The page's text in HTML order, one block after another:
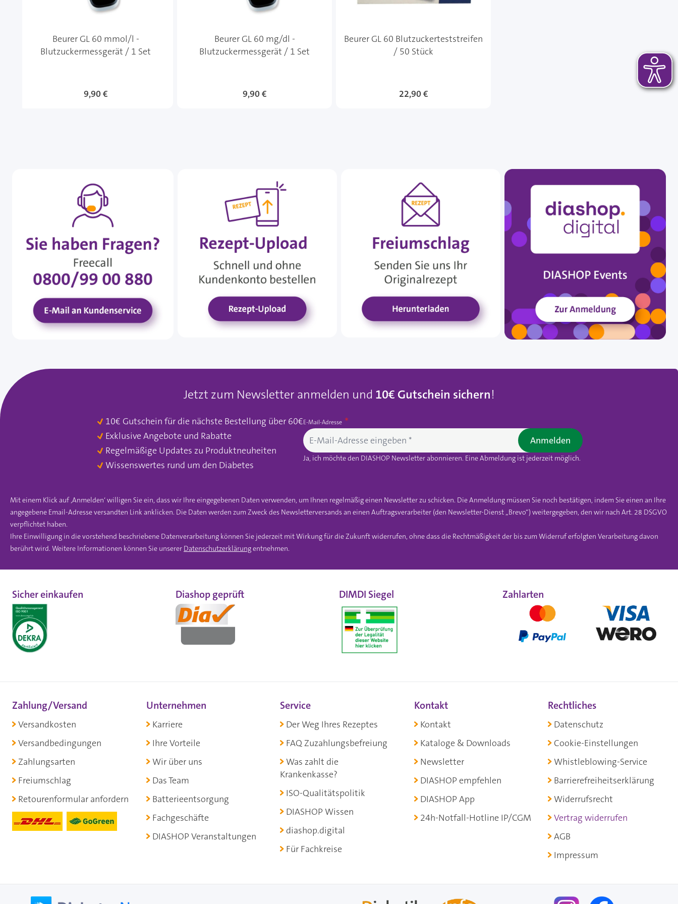
Beurer GL 60 mmol/l -
Blutzuckermessgerät / 1 Set
9,90 €
Beurer GL 60 mg/dl -
Blutzuckermessgerät / 1 Set
9,90 €
Beurer GL 60 Blutzuckerteststreifen
/ 50 Stück
22,90 €
Jetzt zum Newsletter anmelden und 10€ Gutschein sichern!
10€ Gutschein für die nächste Bestellung über 60€
Exklusive Angebote und Rabatte
Regelmäßige Updates zu Produktneuheiten
Wissenswertes rund um den Diabetes
E-Mail-Adresse
Ja, ich möchte den DIASHOP Newsletter abonnieren. Eine Abmeldung ist jederzeit möglich.
Anmelden
Mit einem Klick auf ‚Anmelden‘ willigen Sie ein, dass wir Ihre eingegebenen Daten verwenden, um Ihnen regelmäßig einen Newsletter zu schicken. Die Anmeldung müssen Sie noch bestätigen, indem Sie einen an Ihre
angegebene Email-Adresse versandten Link anklicken. Die Daten werden zum Zweck des Newsletterversands an einen Auftragsverarbeiter (den Newsletter-Dienst „Brevo“) weitergegeben, den wir nach Art. 28 DSGVO
verpflichtet haben.
Ihre Einwilligung in die vorstehend beschriebene Datenverarbeitung können Sie jederzeit mit Wirkung für die Zukunft widerrufen, ohne dass die Rechtmäßigkeit der bis zum Widerruf erfolgten Verarbeitung davon
berührt wird. Weitere Informationen können Sie unserer Datenschutzerklärungentnehmen.
Sicher einkaufen Diashop geprüft DIMDI Siegel Zahlarten
Zahlung/Versand
Versandkosten
Versandbedingungen
Zahlungsarten
Freiumschlag
Retourenformular anfordern
Unternehmen
Karriere
Ihre Vorteile
Wir über uns
Das Team
Batterieentsorgung
Fachgeschäfte
DIASHOP Veranstaltungen
Service
Der Weg Ihres Rezeptes
FAQ Zuzahlungsbefreiung
Was zahlt die
Krankenkasse?
ISO-Qualitätspolitik
DIASHOP Wissen
diashop.digital
Für Fachkreise
Kontakt
Kontakt
Kataloge & Downloads
Newsletter
DIASHOP empfehlen
DIASHOP App
24h-Notfall-Hotline IP/CGM
Rechtliches
Datenschutz
Cookie-Einstellungen
Whistleblowing-Service
Barrierefreiheitserklärung
Widerrufsrecht
Vertrag widerrufen
AGB
Impressum